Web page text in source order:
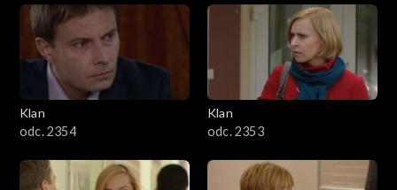
Klan
odc. 2354
Klan
odc. 2353